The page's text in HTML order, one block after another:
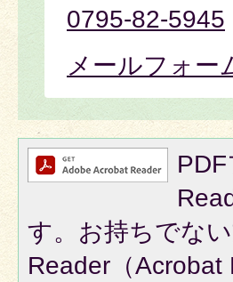
0795-82-5945
メールフォー
す。お持ちでな
Reader（